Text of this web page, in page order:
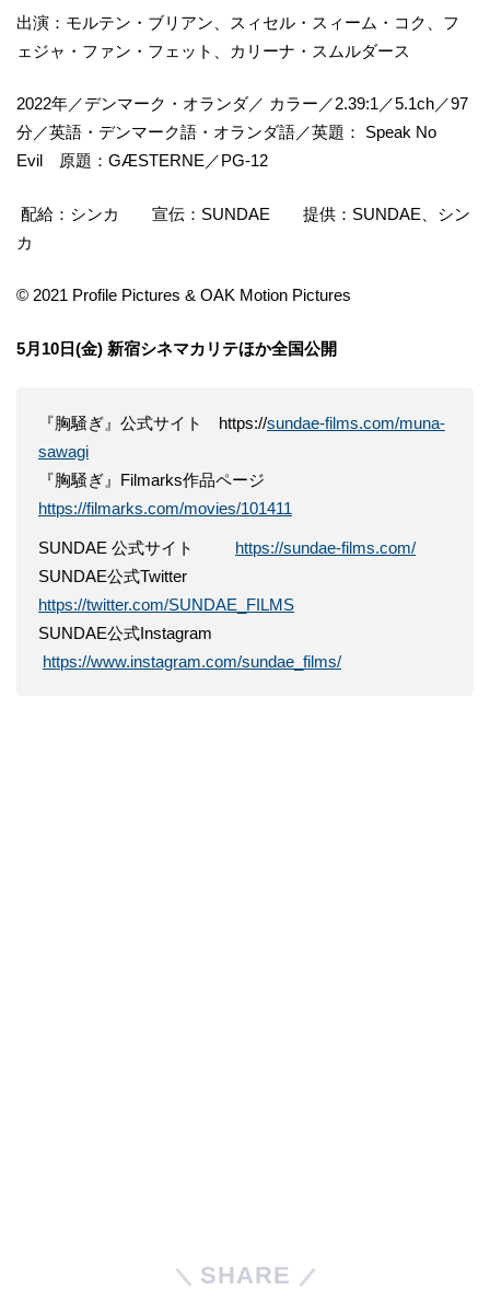
出演：モルテン・ブリアン、スィセル・スィーム・コク、フ
ェジャ・ファン・フェット、カリーナ・スムルダース
2022年／デンマーク・オランダ／ カラー／2.39:1／5.1ch／97
分／英語・デンマーク語・オランダ語／英題： Speak No
Evil 原題：GÆSTERNE／PG-12
配給：シンカ 宣伝：SUNDAE 提供：SUNDAE、シン
カ
© 2021 Profile Pictures & OAK Motion Pictures
5月10日(金) 新宿シネマカリテほか全国公開
『胸騒ぎ』公式サイト https://sundae-films.com/muna-
sawagi
『胸騒ぎ』Filmarks作品ページ
https://filmarks.com/movies/101411
SUNDAE 公式サイト https://sundae-films.com/
SUNDAE公式Twitter
https://twitter.com/SUNDAE_FILMS
SUNDAE公式Instagram
https://www.instagram.com/sundae_films/
SHARE